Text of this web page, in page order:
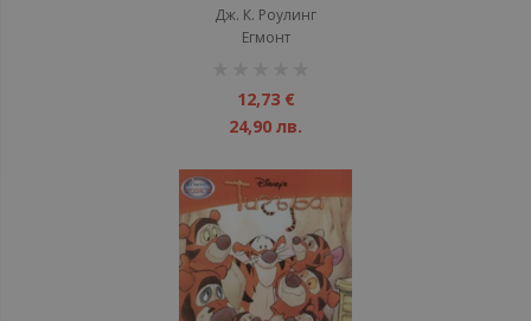
Гранпре
Дж. К. Роулинг
Егмонт
12,73 €
24,90 лв.